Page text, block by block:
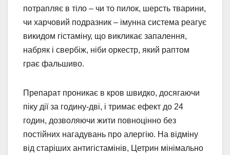
потрапляє в тіло – чи то пилок, шерсть тварини,
чи харчовий подразник – імунна система реагує
викидом гістаміну, що викликає запалення,
набряк і свербіж, ніби оркестр, який раптом
грає фальшиво.
Препарат проникає в кров швидко, досягаючи
піку дії за годину-дві, і тримає ефект до 24
годин, дозволяючи жити повноцінно без
постійних нагадувань про алергію. На відміну
від старіших антигістамінів, Цетрин мінімально